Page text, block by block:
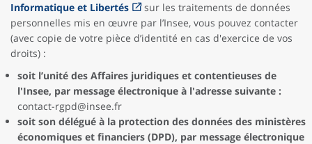
Informatique et Libertés
sur les traitements de données
personnelles mis en œuvre par l’Insee, vous pouvez contacter
(avec copie de votre pièce d’identité en cas d'exercice de vos
droits) :
soit l’unité des Affaires juridiques et contentieuses de
l'Insee, par message électronique à l'adresse suivante :
contact-rgpd@insee.fr
soit son délégué à la protection des données des ministères
économiques et financiers (DPD), par message électronique